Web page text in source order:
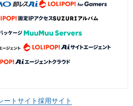
ートサイト採用サイト